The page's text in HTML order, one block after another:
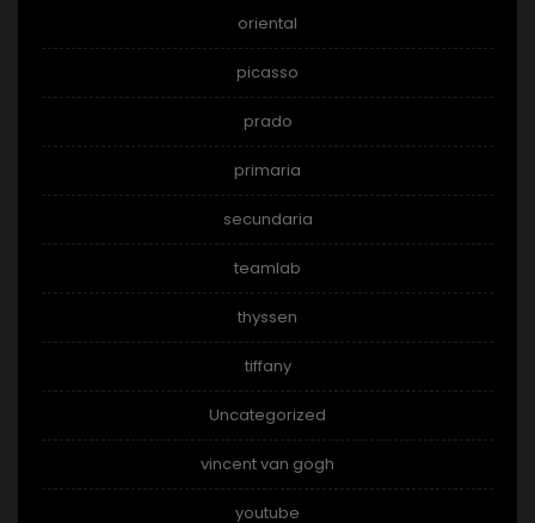
oriental
picasso
prado
primaria
secundaria
teamlab
thyssen
tiffany
Uncategorized
vincent van gogh
youtube